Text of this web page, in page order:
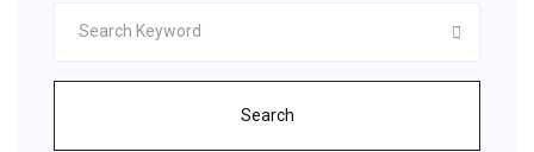
Search